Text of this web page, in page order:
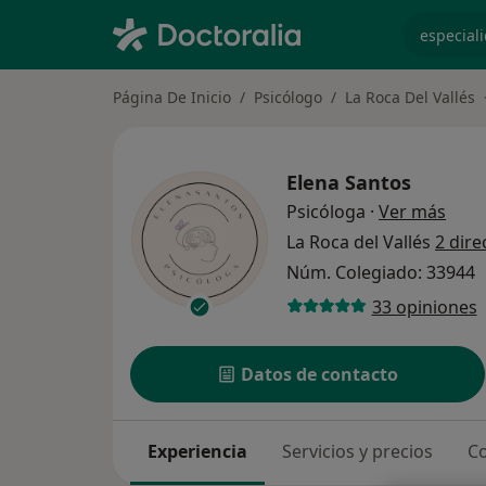
Página De Inicio Psicólogo La Roca Del Vallés
Elena Santos
Psicóloga · Ver más
La Roca del Vallés 2
Núm. Colegiado: 33944
33 opiniones
Datos de contacto
Experiencia Servicios y precios